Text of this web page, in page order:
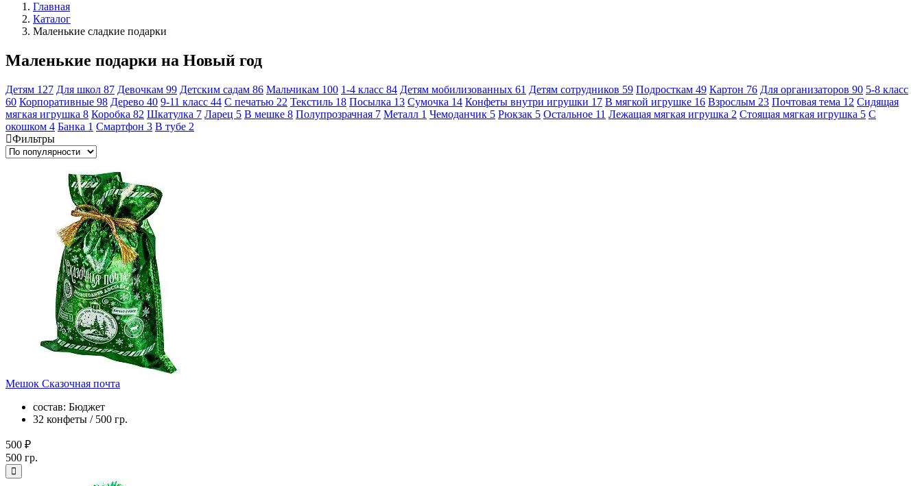
Главная
Каталог
Маленькие сладкие подарки
Маленькие подарки на Новый год
Детям 127 Для школ 87 Девочкам 99 Детским садам 86 Мальчикам 100 1-4 класс 84 Детям мобилизованных 61 Детям сотрудников 59 Подросткам 49 Картон 76 Для организаторов 90 5-8 класс
60 Корпоративные 98 Дерево 40 9-11 класс 44 С печатью 22 Текстиль 18 Посылка 13 Сумочка 14 Конфеты внутри игрушки 17 В мягкой игрушке 16 Взрослым 23 Почтовая тема 12 Сидящая
мягкая игрушка 8 Коробка 82 Шкатулка 7 Ларец 5 В мешке 8 Полупрозрачная 7 Металл 1 Чемоданчик 5 Рюкзак 5 Остальное 11 Лежащая мягкая игрушка 2 Стоящая мягкая игрушка 5 С
окошком 4 Банка 1 Смартфон 3 В тубе 2
Фильтры
Мешок Сказочная почта
состав: Бюджет
32 конфеты / 500 гр.
500 ₽
500 гр.